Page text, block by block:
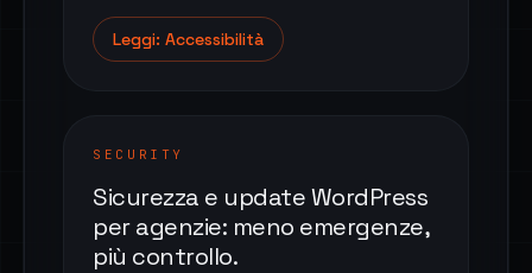
Leggi: Accessibilità
SECURITY
Sicurezza e update WordPress
per agenzie: meno emergenze,
più controllo.